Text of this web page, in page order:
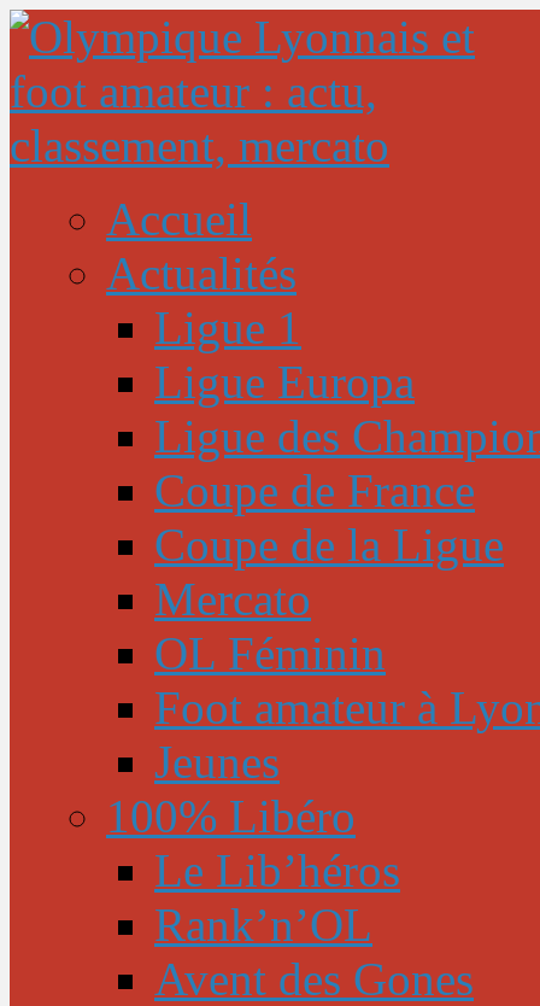
Accueil
Actualités
Ligue 1
Ligue Europa
Ligue des
Coupe de France
Coupe de la Ligue
Mercato
OL Féminin
Foot amateur à
Jeunes
100% Libéro
Le Lib’héros
Rank’n’OL
Avent des Gones